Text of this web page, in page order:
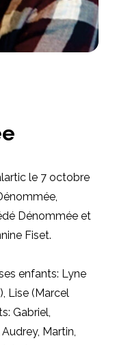
le 7 octobre
Dénommée et
Fiset.
enfants: Lyne
Lise (Marcel
Gabriel,
Martin,